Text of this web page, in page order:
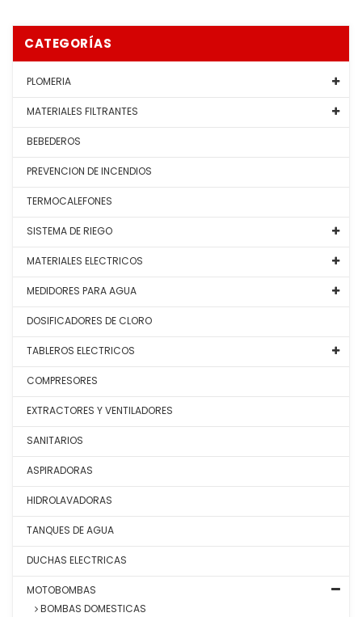
CATEGORÍAS
PLOMERIA
MATERIALES FILTRANTES
BEBEDEROS
PREVENCION DE INCENDIOS
TERMOCALEFONES
SISTEMA DE RIEGO
MATERIALES ELECTRICOS
MEDIDORES PARA AGUA
DOSIFICADORES DE CLORO
TABLEROS ELECTRICOS
COMPRESORES
EXTRACTORES Y VENTILADORES
SANITARIOS
ASPIRADORAS
HIDROLAVADORAS
TANQUES DE AGUA
DUCHAS ELECTRICAS
MOTOBOMBAS
BOMBAS DOMESTICAS